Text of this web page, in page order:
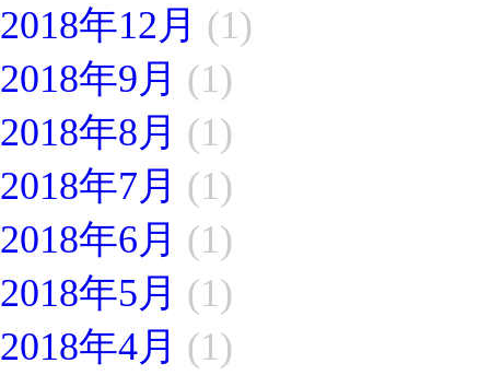
2018年12月 (1)
2018年9月 (1)
2018年8月 (1)
2018年7月 (1)
2018年6月 (1)
2018年5月 (1)
2018年4月 (1)